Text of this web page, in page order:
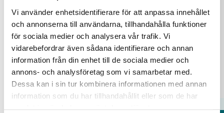
Vi använder enhetsidentifierare för att anpassa innehållet
och annonserna till användarna, tillhandahålla funktioner
för sociala medier och analysera vår trafik. Vi
vidarebefordrar även sådana identifierare och annan
information från din enhet till de sociala medier och
annons- och analysföretag som vi samarbetar med.
Dessa kan i sin tur kombinera informationen med annan
information som du har tillhandahållit eller som de har